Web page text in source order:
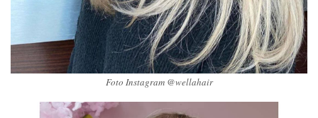
Foto Instagram @wellahair